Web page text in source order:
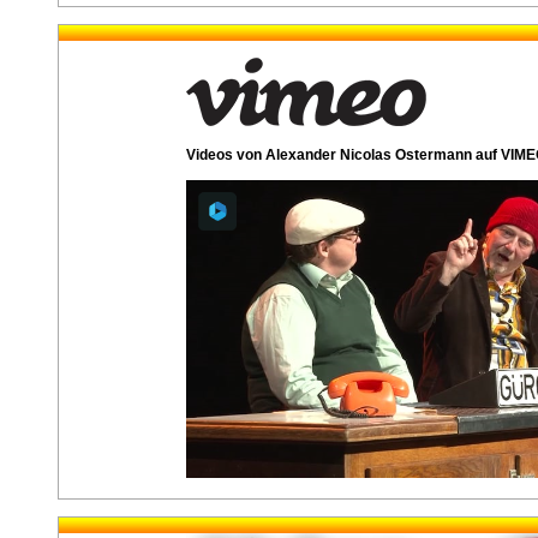
Videos von Alexander Nicolas Ostermann auf